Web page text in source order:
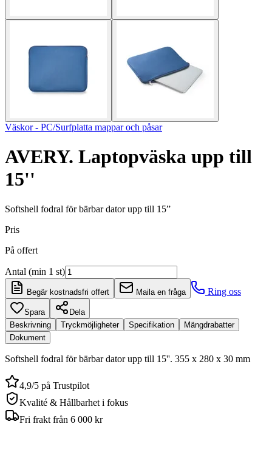
Väskor - PC/Surfplatta mappar och påsar
AVERY. Laptopväska upp till
15''
Softshell fodral för bärbar dator upp till 15”
Pris
På offert
Antal (min 1 st)
Begär kostnadsfri offert Maila en fråga Ring oss
Spara
Dela
Beskrivning
Tryckmöjligheter Specifikation
Mängdrabatter
Dokument
Softshell fodral för bärbar dator upp till 15''. 355 x 280 x 30 mm
4,9/5 på Trustpilot
Kvalité & Hållbarhet i fokus
Fri frakt från 6 000 kr